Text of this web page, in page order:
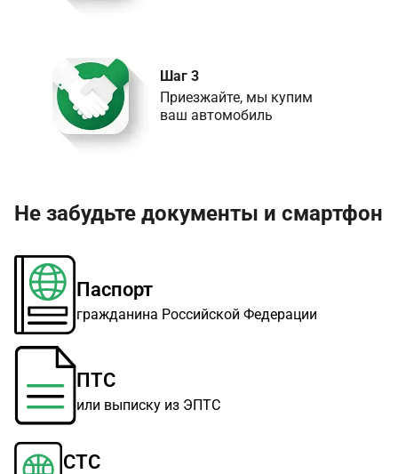
Шаг 3
Приезжайте, мы купим
ваш автомобиль
Не забудьте документы и смартфон
Паспорт
гражданина Российской Федерации
ПТС
или выписку из ЭПТС
СТС